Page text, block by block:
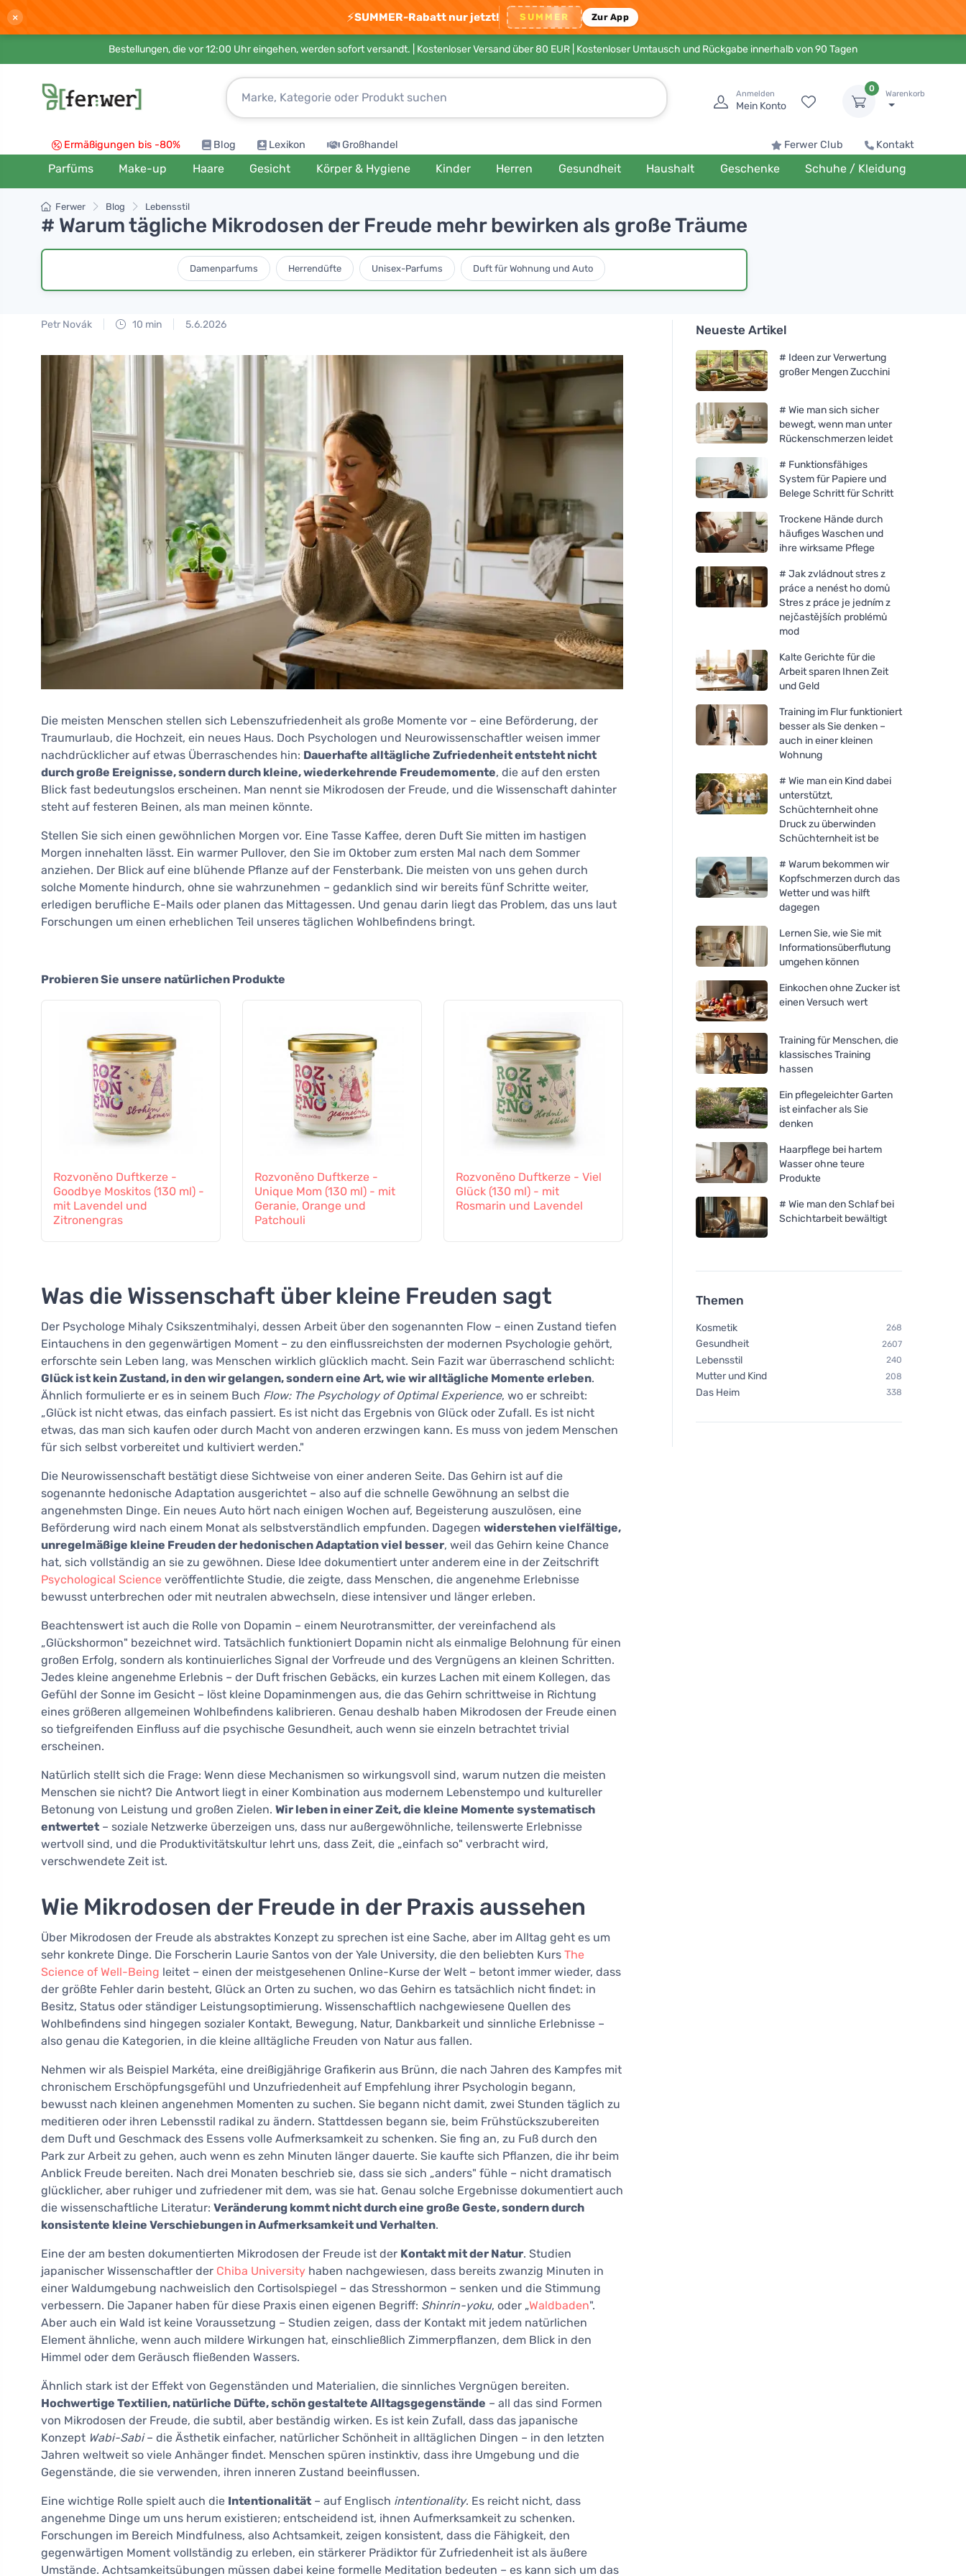
× ⚡SUMMER-Rabatt nur jetzt! SUMMER Zur App
Bestellungen, die vor 12:00 Uhr eingehen, werden sofort versandt. | Kostenloser Versand über 80 EUR | Kostenloser Umtausch und Rückgabe innerhalb von 90 Tagen
Anmelden
Mein Konto
0
Warenkorb
Ermäßigungen bis -80% Blog Lexikon Großhandel Ferwer Club Kontakt
Parfüms Make-up Haare Gesicht Körper & Hygiene Kinder Herren Gesundheit Haushalt Geschenke Schuhe / Kleidung
Ferwer Blog Lebensstil
# Warum tägliche Mikrodosen der Freude mehr bewirken als große Träume
Damenparfums Herrendüfte Unisex-Parfums Duft für Wohnung und Auto
Petr Novák 10 min 5.6.2026
Die meisten Menschen stellen sich Lebenszufriedenheit als große Momente vor – eine Beförderung, der
Traumurlaub, die Hochzeit, ein neues Haus. Doch Psychologen und Neurowissenschaftler weisen immer
nachdrücklicher auf etwas Überraschendes hin: Dauerhafte alltägliche Zufriedenheit entsteht nicht
durch große Ereignisse, sondern durch kleine, wiederkehrende Freudemomente, die auf den ersten
Blick fast bedeutungslos erscheinen. Man nennt sie Mikrodosen der Freude, und die Wissenschaft dahinter
steht auf festeren Beinen, als man meinen könnte.
Stellen Sie sich einen gewöhnlichen Morgen vor. Eine Tasse Kaffee, deren Duft Sie mitten im hastigen
Morgen innehalten lässt. Ein warmer Pullover, den Sie im Oktober zum ersten Mal nach dem Sommer
anziehen. Der Blick auf eine blühende Pflanze auf der Fensterbank. Die meisten von uns gehen durch
solche Momente hindurch, ohne sie wahrzunehmen – gedanklich sind wir bereits fünf Schritte weiter,
erledigen berufliche E-Mails oder planen das Mittagessen. Und genau darin liegt das Problem, das uns laut
Forschungen um einen erheblichen Teil unseres täglichen Wohlbefindens bringt.
Probieren Sie unsere natürlichen Produkte
Rozvoněno Duftkerze -
Goodbye Moskitos (130 ml) -
mit Lavendel und
Zitronengras
Rozvoněno Duftkerze -
Unique Mom (130 ml) - mit
Geranie, Orange und
Patchouli
Rozvoněno Duftkerze - Viel
Glück (130 ml) - mit
Rosmarin und Lavendel
Rozvoněno Duftkerze - Im
mit beruhigendem Lavendel
- mit
Was die Wissenschaft über kleine Freuden sagt
Der Psychologe Mihaly Csikszentmihalyi, dessen Arbeit über den sogenannten Flow – einen Zustand tiefen
Eintauchens in den gegenwärtigen Moment – zu den einflussreichsten der modernen Psychologie gehört,
erforschte sein Leben lang, was Menschen wirklich glücklich macht. Sein Fazit war überraschend schlicht:
Glück ist kein Zustand, in den wir gelangen, sondern eine Art, wie wir alltägliche Momente erleben.
Ähnlich formulierte er es in seinem Buch Flow: The Psychology of Optimal Experience, wo er schreibt:
„Glück ist nicht etwas, das einfach passiert. Es ist nicht das Ergebnis von Glück oder Zufall. Es ist nicht
etwas, das man sich kaufen oder durch Macht von anderen erzwingen kann. Es muss von jedem Menschen
für sich selbst vorbereitet und kultiviert werden."
Die Neurowissenschaft bestätigt diese Sichtweise von einer anderen Seite. Das Gehirn ist auf die
sogenannte hedonische Adaptation ausgerichtet – also auf die schnelle Gewöhnung an selbst die
angenehmsten Dinge. Ein neues Auto hört nach einigen Wochen auf, Begeisterung auszulösen, eine
Beförderung wird nach einem Monat als selbstverständlich empfunden. Dagegen widerstehen vielfältige,
unregelmäßige kleine Freuden der hedonischen Adaptation viel besser, weil das Gehirn keine Chance
hat, sich vollständig an sie zu gewöhnen. Diese Idee dokumentiert unter anderem eine in der Zeitschrift
Psychological Science veröffentlichte Studie, die zeigte, dass Menschen, die angenehme Erlebnisse
bewusst unterbrechen oder mit neutralen abwechseln, diese intensiver und länger erleben.
Beachtenswert ist auch die Rolle von Dopamin – einem Neurotransmitter, der vereinfachend als
„Glückshormon" bezeichnet wird. Tatsächlich funktioniert Dopamin nicht als einmalige Belohnung für einen
großen Erfolg, sondern als kontinuierliches Signal der Vorfreude und des Vergnügens an kleinen Schritten.
Jedes kleine angenehme Erlebnis – der Duft frischen Gebäcks, ein kurzes Lachen mit einem Kollegen, das
Gefühl der Sonne im Gesicht – löst kleine Dopaminmengen aus, die das Gehirn schrittweise in Richtung
eines größeren allgemeinen Wohlbefindens kalibrieren. Genau deshalb haben Mikrodosen der Freude einen
so tiefgreifenden Einfluss auf die psychische Gesundheit, auch wenn sie einzeln betrachtet trivial
erscheinen.
Natürlich stellt sich die Frage: Wenn diese Mechanismen so wirkungsvoll sind, warum nutzen die meisten
Menschen sie nicht? Die Antwort liegt in einer Kombination aus modernem Lebenstempo und kultureller
Betonung von Leistung und großen Zielen. Wir leben in einer Zeit, die kleine Momente systematisch
entwertet – soziale Netzwerke überzeigen uns, dass nur außergewöhnliche, teilenswerte Erlebnisse
wertvoll sind, und die Produktivitätskultur lehrt uns, dass Zeit, die „einfach so" verbracht wird,
verschwendete Zeit ist.
Wie Mikrodosen der Freude in der Praxis aussehen
Über Mikrodosen der Freude als abstraktes Konzept zu sprechen ist eine Sache, aber im Alltag geht es um
sehr konkrete Dinge. Die Forscherin Laurie Santos von der Yale University, die den beliebten Kurs The
Science of Well-Being leitet – einen der meistgesehenen Online-Kurse der Welt – betont immer wieder, dass
der größte Fehler darin besteht, Glück an Orten zu suchen, wo das Gehirn es tatsächlich nicht findet: in
Besitz, Status oder ständiger Leistungsoptimierung. Wissenschaftlich nachgewiesene Quellen des
Wohlbefindens sind hingegen sozialer Kontakt, Bewegung, Natur, Dankbarkeit und sinnliche Erlebnisse –
also genau die Kategorien, in die kleine alltägliche Freuden von Natur aus fallen.
Nehmen wir als Beispiel Markéta, eine dreißigjährige Grafikerin aus Brünn, die nach Jahren des Kampfes mit
chronischem Erschöpfungsgefühl und Unzufriedenheit auf Empfehlung ihrer Psychologin begann,
bewusst nach kleinen angenehmen Momenten zu suchen. Sie begann nicht damit, zwei Stunden täglich zu
meditieren oder ihren Lebensstil radikal zu ändern. Stattdessen begann sie, beim Frühstückszubereiten
dem Duft und Geschmack des Essens volle Aufmerksamkeit zu schenken. Sie fing an, zu Fuß durch den
Park zur Arbeit zu gehen, auch wenn es zehn Minuten länger dauerte. Sie kaufte sich Pflanzen, die ihr beim
Anblick Freude bereiten. Nach drei Monaten beschrieb sie, dass sie sich „anders" fühle – nicht dramatisch
glücklicher, aber ruhiger und zufriedener mit dem, was sie hat. Genau solche Ergebnisse dokumentiert auch
die wissenschaftliche Literatur: Veränderung kommt nicht durch eine große Geste, sondern durch
konsistente kleine Verschiebungen in Aufmerksamkeit und Verhalten.
Eine der am besten dokumentierten Mikrodosen der Freude ist der Kontakt mit der Natur. Studien
japanischer Wissenschaftler der Chiba University haben nachgewiesen, dass bereits zwanzig Minuten in
einer Waldumgebung nachweislich den Cortisolspiegel – das Stresshormon – senken und die Stimmung
verbessern. Die Japaner haben für diese Praxis einen eigenen Begriff: Shinrin-yoku, oder „Waldbaden".
Aber auch ein Wald ist keine Voraussetzung – Studien zeigen, dass der Kontakt mit jedem natürlichen
Element ähnliche, wenn auch mildere Wirkungen hat, einschließlich Zimmerpflanzen, dem Blick in den
Himmel oder dem Geräusch fließenden Wassers.
Ähnlich stark ist der Effekt von Gegenständen und Materialien, die sinnliches Vergnügen bereiten.
Hochwertige Textilien, natürliche Düfte, schön gestaltete Alltagsgegenstände – all das sind Formen
von Mikrodosen der Freude, die subtil, aber beständig wirken. Es ist kein Zufall, dass das japanische
Konzept Wabi-Sabi– die Ästhetik einfacher, natürlicher Schönheit in alltäglichen Dingen – in den letzten
Jahren weltweit so viele Anhänger findet. Menschen spüren instinktiv, dass ihre Umgebung und die
Gegenstände, die sie verwenden, ihren inneren Zustand beeinflussen.
Eine wichtige Rolle spielt auch die Intentionalität – auf Englisch intentionality. Es reicht nicht, dass
angenehme Dinge um uns herum existieren; entscheidend ist, ihnen Aufmerksamkeit zu schenken.
Forschungen im Bereich Mindfulness, also Achtsamkeit, zeigen konsistent, dass die Fähigkeit, den
gegenwärtigen Moment vollständig zu erleben, ein stärkerer Prädiktor für Zufriedenheit ist als äußere
Umstände. Achtsamkeitsübungen müssen dabei keine formelle Meditation bedeuten – es kann sich um das
Neueste Artikel
# Ideen zur Verwertung
großer Mengen Zucchini
# Wie man sich sicher
bewegt, wenn man unter
Rückenschmerzen leidet
# Funktionsfähiges
System für Papiere und
Belege Schritt für Schritt
Trockene Hände durch
häufiges Waschen und
ihre wirksame Pflege
# Jak zvládnout stres z
práce a nenést ho domů
Stres z práce je jedním z
nejčastějších problémů
mod
Kalte Gerichte für die
Arbeit sparen Ihnen Zeit
und Geld
Training im Flur funktioniert
besser als Sie denken –
auch in einer kleinen
Wohnung
# Wie man ein Kind dabei
unterstützt,
Schüchternheit ohne
Druck zu überwinden
Schüchternheit ist be
# Warum bekommen wir
Kopfschmerzen durch das
Wetter und was hilft
dagegen
Lernen Sie, wie Sie mit
Informationsüberflutung
umgehen können
Einkochen ohne Zucker ist
einen Versuch wert
Training für Menschen, die
klassisches Training
hassen
Ein pflegeleichter Garten
ist einfacher als Sie
denken
Haarpflege bei hartem
Wasser ohne teure
Produkte
# Wie man den Schlaf bei
Schichtarbeit bewältigt
Themen
Kosmetik 268
Gesundheit 2607
Lebensstil 240
Mutter und Kind 208
Das Heim 338